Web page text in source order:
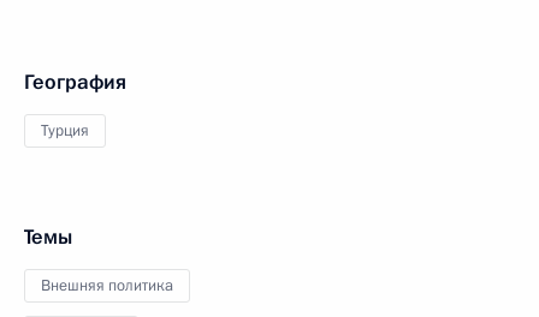
География
Турция
Темы
Внешняя политика